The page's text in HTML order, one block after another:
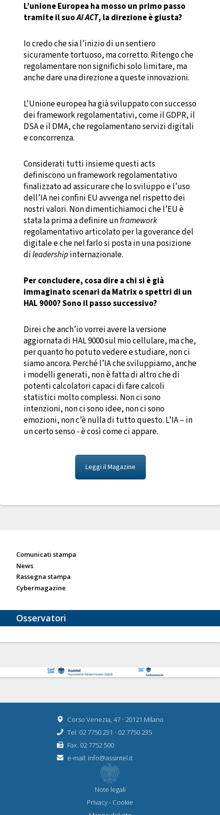
L’unione Europea ha mosso un primo passo
tramite il suoAI ACT, la direzione è giusta?
Io credo che sia l’inizio di un sentiero
sicuramente tortuoso, ma corretto. Ritengo che
regolamentare non significhi solo limitare, ma
anche dare una direzione a queste innovazioni.
L'Unione europea ha già sviluppato con successo
dei framework regolamentativi, come il GDPR, il
DSA e il DMA, che regolamentano servizi digitali
e concorrenza.
Considerati tutti insieme questi acts
definiscono un framework regolamentativo
finalizzato ad assicurare che lo sviluppo e l’uso
dell’IA nei confini EU avvenga nel rispetto dei
nostri valori. Non dimentichiamoci che l’EU è
stata la prima a definire unframework
regolamentativo articolato per la goverance del
digitale e che nel farlo si posta in una posizione
dileadershipinternazionale.
Per concludere, cosa dire a chi si è già
immaginato scenari da Matrix o spettri di un
HAL 9000? Sono il passo successivo?
Direi che anch’io vorrei avere la versione
aggiornata di HAL 9000 sul mio cellulare, ma che,
per quanto ho potuto vedere e studiare, non ci
siamo ancora. Perché l’IA che sviluppiamo, anche
i modelli generati, non è fatta di altro che di
potenti calcolatori capaci di fare calcoli
statistici molto complessi. Non ci sono
intenzioni, non ci sono idee, non ci sono
emozioni, non c’è nulla di tutto questo. L’IA – in
un certo senso - è così come ci appare.
Leggi il Magazine
Comunicati stampa
News
Rassegna stampa
Cybermagazine
Osservatori
Corso Venezia, 47 • 20121 Milano
Tel. 02 7750.231 • 02 7750 235
Fax. 02 7752 500
e-mail: info@assintel.it
Note legali
Privacy- Cookie